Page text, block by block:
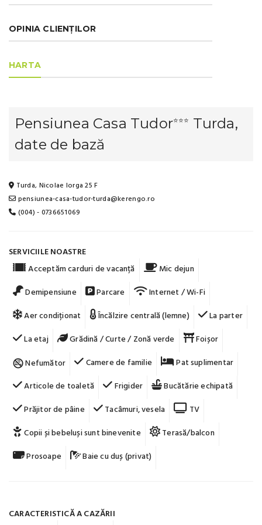
OPINIA CLIENȚILOR
HARTA
Pensiunea Casa Tudor⭐⭐⭐ Turda,
date de bază
Turda, Nicolae Iorga 25 F
pensiunea-casa-tudor-turda@kerengo.ro
(004) - 0736651069
SERVICIILE NOASTRE
Acceptăm carduri de vacanță
Mic dejun
Demipensiune
Parcare
Internet / Wi-Fi
Aer condiționat
Încălzire centrală (lemne)
La parter
La etaj
Grădină / Curte / Zonă verde
Foișor
Nefumător
Camere de familie
Pat suplimentar
Articole de toaletă
Frigider
Bucătărie echipată
Prăjitor de pâine
Tacâmuri, vesela
TV
Copii și bebeluși sunt binevenite
Terasă/balcon
Prosoape
Baie cu duș (privat)
CARACTERISTICĂ A CAZĂRII